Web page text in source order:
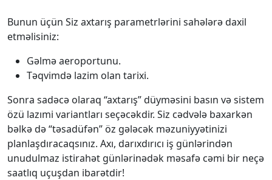
Bunun üçün Siz axtarış parametrlərini sahələrə daxil
etməlisiniz:
Gəlmə aeroportunu.
Təqvimdə lazim olan tarixi.
Sonra sadəcə olaraq “axtarış” düyməsini basın və sistem
özü lazımi variantları seçəcəkdir. Siz cədvələ baxarkən
bəlkə də “təsadüfən” öz gələcək məzuniyyətinizi
planlaşdıracaqsınız. Axı, darıxdırıcı iş günlərindən
unudulmaz istirahət günlərinədək məsafə cəmi bir neçə
saatlıq uçuşdan ibarətdir!